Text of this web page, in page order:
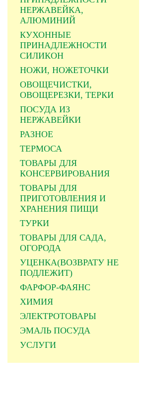
НЕРЖАВЕЙКА,
АЛЮМИНИЙ
КУХОННЫЕ
ПРИНАДЛЕЖНОСТИ
СИЛИКОН
НОЖИ, НОЖЕТОЧКИ
ОВОЩЕЧИСТКИ,
ОВОЩЕРЕЗКИ, ТЕРКИ
ПОСУДА ИЗ
НЕРЖАВЕЙКИ
РАЗНОЕ
ТЕРМОСА
ТОВАРЫ ДЛЯ
КОНСЕРВИРОВАНИЯ
ТОВАРЫ ДЛЯ
ПРИГОТОВЛЕНИЯ И
ХРАНЕНИЯ ПИЩИ
ТУРКИ
ТОВАРЫ ДЛЯ САДА,
ОГОРОДА
УЦЕНКА(ВОЗВРАТУ НЕ
ПОДЛЕЖИТ)
ФАРФОР-ФАЯНС
ХИМИЯ
ЭЛЕКТРОТОВАРЫ
ЭМАЛЬ ПОСУДА
УСЛУГИ